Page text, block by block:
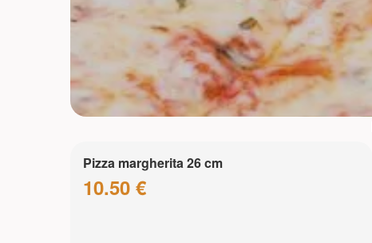
Pizza margherita 26 cm
10.50 €